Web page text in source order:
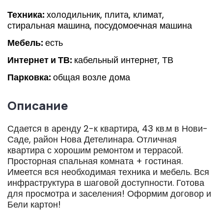
Техника: холодильник, плита, климат,
стиральная машина, посудомоечная машина
Мебель: есть
Интернет и ТВ: кабельный интернет, ТВ
Парковка: общая возле дома
Описание
Сдается в аренду 2-к квартира, 43 кв.м в Нови-
Саде, район Нова Детелинара. Отличная
квартира с хорошим ремонтом и террасой.
Просторная спальная комната + гостиная.
Имеется вся необходимая техника и мебель. Вся
инфраструктура в шаговой доступности. Готова
для просмотра и заселения! Оформим договор и
Бели картон!